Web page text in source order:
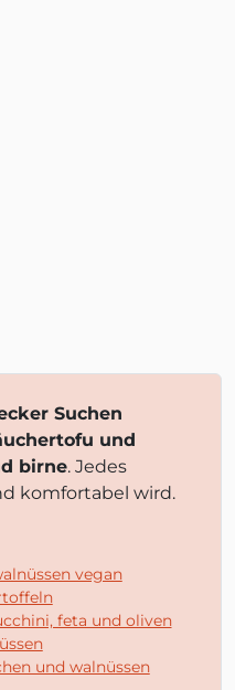
Suchen
und
birne. Jedes
komfortabel wird.
vegan
feta und oliven
und walnüssen